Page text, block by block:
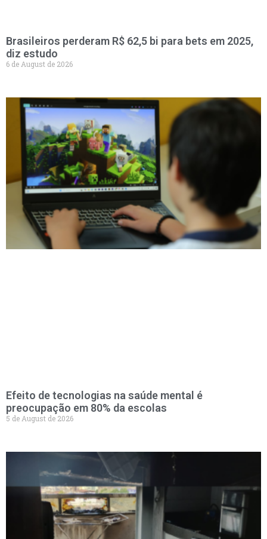
Brasileiros perderam R$ 62,5 bi para bets em 2025,
diz estudo
6 de August de 2026
Efeito de tecnologias na saúde mental é
preocupação em 80% da escolas
5 de August de 2026